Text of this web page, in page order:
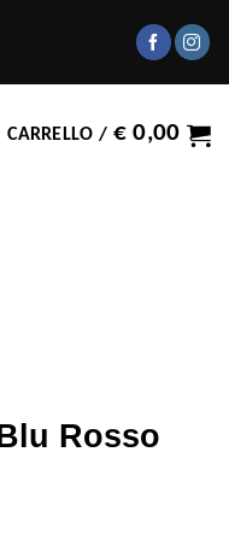
CARRELLO / € 0,00
Rosso